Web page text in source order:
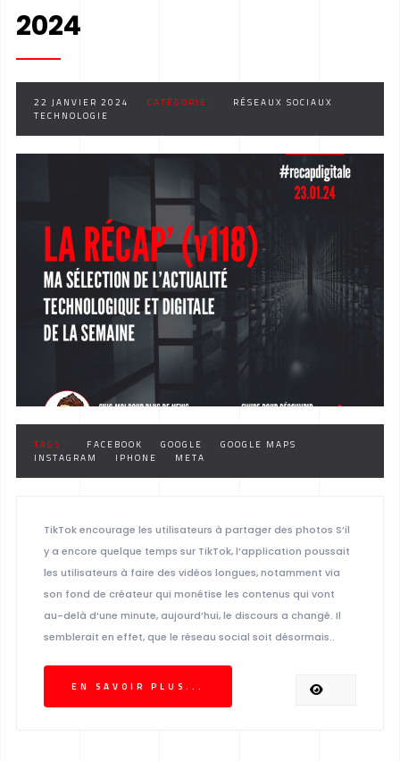
2024
22 JANVIER 2024 CATÉGORIE :
RÉSEAUX SOCIAUX
TECHNOLOGIE
TAGS : FACEBOOK GOOGLE
GOOGLE MAPS
INSTAGRAM
IPHONE META
TikTok encourage les utilisateurs à partager des photos S’il
y a encore quelque temps sur TikTok, l’application poussait
les utilisateurs à faire des vidéos longues, notamment via
son fond de créateur qui monétise les contenus qui vont
au-delà d’une minute, aujourd’hui, le discours a changé. Il
semblerait en effet, que le réseau social soit désormais..
EN SAVOIR PLUS...